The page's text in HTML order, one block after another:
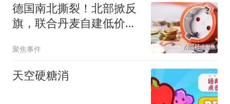
德国南北撕裂！北部掀反
旗，联合丹麦自建低价电
聚焦事件
天空硬糖消